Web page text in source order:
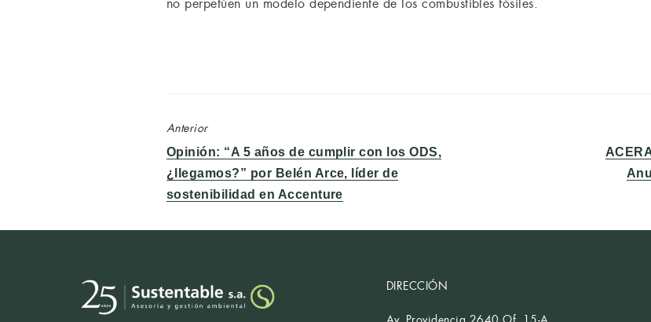
Anterior
Entrada
anterior:
Opinión: “A 5 años de cumplir con los ODS,
¿llegamos?” por Belén Arce, líder de
sostenibilidad en Accenture
Entrada
DIRECCIÓN